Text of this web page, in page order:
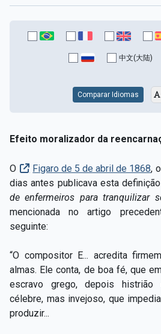
中文(大陆)
Comparar Idiomas
Efeito moralizador da
O Figaro de 5 de abril de 1868,
dias antes publicava esta
de enfermeiros para tranquilizar
mencionada no artigo
seguinte:
“O compositor E... acredita
almas. Ele conta, de boa fé, que
escravo grego, depois histrião
célebre, mas invejoso, que
produzir...